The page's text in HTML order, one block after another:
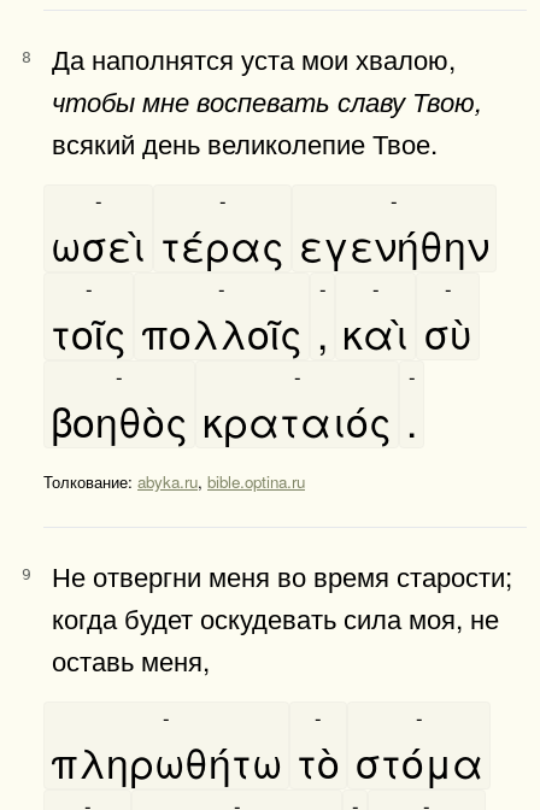
8 Да наполнятся уста мои хвалою,
чтобы мне воспевать славу Твою,
всякий день великолепие Твое.
ωσεὶ
-
τέρας
-
εγενήθην
-
τοῖς
-
πολλοῖς
-
,
-
καὶ
-
σὺ
-
βοηθὸς
-
κραταιός
-
.
-
Толкование: abyka.ru, bible.optina.ru
9
Не отвергни меня во время старости;
когда будет оскудевать сила моя, не
оставь меня,
πληρωθήτω
-
τὸ
-
στόμα
-